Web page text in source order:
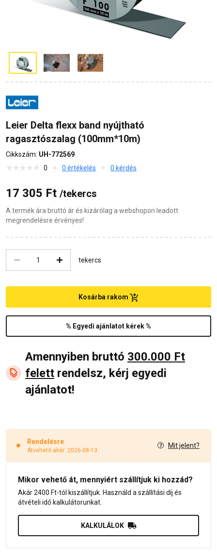
Leier Delta flexx band nyújtható
ragasztószalag (100mm*10m)
Cikkszám: UH-772569
0
0 értékelés 0 kérdés
17 305 Ft /tekercs
A termék ára bruttó ár és kizárólag a webshopon leadott
megrendelésre érvényes!
tekercs
% Egyedi ajánlatot kérek %
Kosárba rakom
Amennyiben bruttó 300.000 Ft
felett rendelsz, kérj egyedi
ajánlatot!
Rendelésre
Átvehető akár: 2026-08-13
Mit jelent?
Mikor vehető át, mennyiért szállítjuk ki hozzád?
Akár 2400 Ft-tól kiszállítjuk. Használd a szállítási díj és
átvételi idő kalkulátorunkat.
KALKULÁLOK